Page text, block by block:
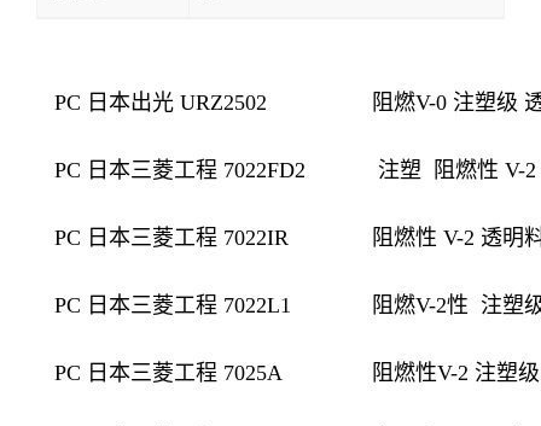
PC 日本出光 URZ2502 阻燃V-0 注塑级
PC 日本三菱工程 7022FD2 注塑 阻燃性 V-2
PC 日本三菱工程 7022IR 阻燃性 V-2 透明
PC 日本三菱工程 7022L1 阻燃V-2性 注塑
PC 日本三菱工程 7025A 阻燃性V-2 注塑